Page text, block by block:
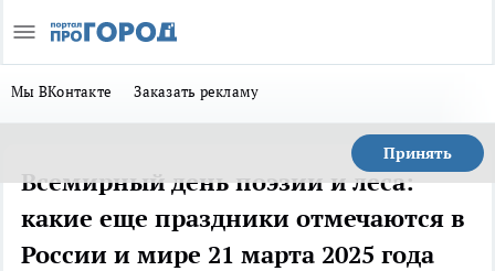
Мы ВКонтакте Заказать рекламу
Принять
Всемирный день поэзии и леса:
какие еще праздники отмечаются в
России и мире 21 марта 2025 года